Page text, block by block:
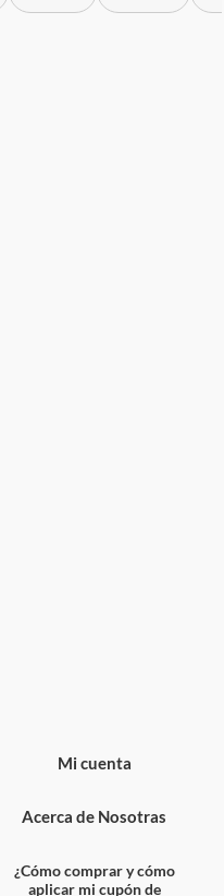
Mi cuenta
Acerca de Nosotras
¿Cómo comprar y cómo
aplicar mi cupón de